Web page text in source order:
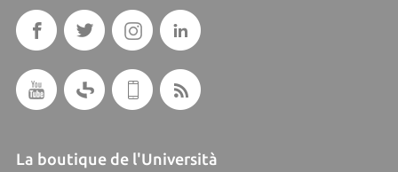
La boutique de l'Università